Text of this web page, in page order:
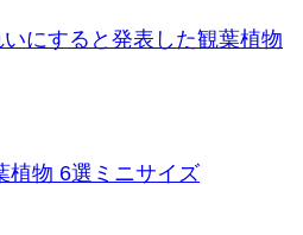
にすると発表した観葉植物
植物 6選 ミニサイズ